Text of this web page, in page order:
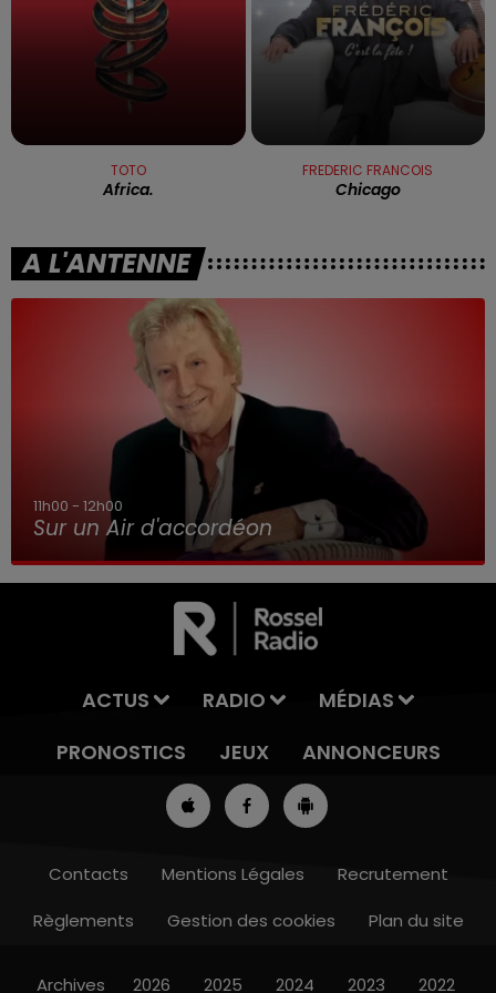
8h00 - 10h00
TOTO
Africa.
FREDERIC FRANCOIS
Chicago
A L'ANTENNE
11h00 - 12h00
Sur un Air d'accordéon
ACTUS RADIO
MÉDIAS
PRONOSTICS
JEUX ANNONCEURS
Contacts Mentions Légales
Recrutement
Règlements
Gestion des cookies Plan du site
Archives 2026 2025 2024 2023 2022